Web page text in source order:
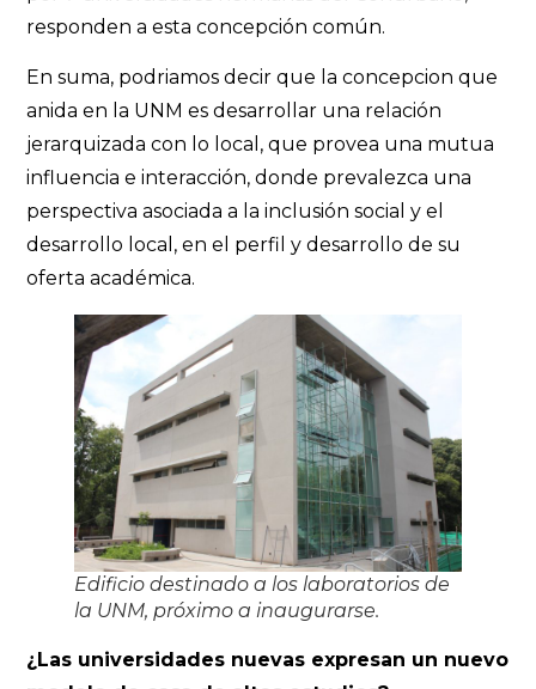
responden a esta concepción común.
En suma, podriamos decir que la concepcion que
anida en la UNM es desarrollar una relación
jerarquizada con lo local, que provea una mutua
influencia e interacción, donde prevalezca una
perspectiva asociada a la inclusión social y el
desarrollo local, en el perfil y desarrollo de su
oferta académica.
Edificio destinado a los laboratorios de
la UNM, próximo a inaugurarse.
¿Las universidades nuevas expresan un nuevo